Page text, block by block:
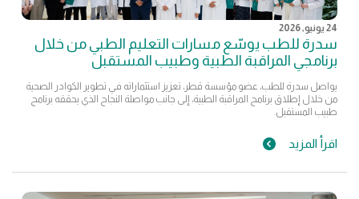
24 يونيو, 2026
سدرة للطب يوسّع مسارات التعليم الطبي من خلال
برنامجي المراقبة الطبية وطبيب المستقبل
يواصل سدرة للطب، عضو مؤسسة قطر، تعزيز استثماراته في تطوير الكوادر الصحية
من خلال إطلاق برنامج المراقبة الطبية، إلى جانب مواصلة النجاح الذي يحققه برنامج
طبيب المستقبل.
اقرأ المزيد